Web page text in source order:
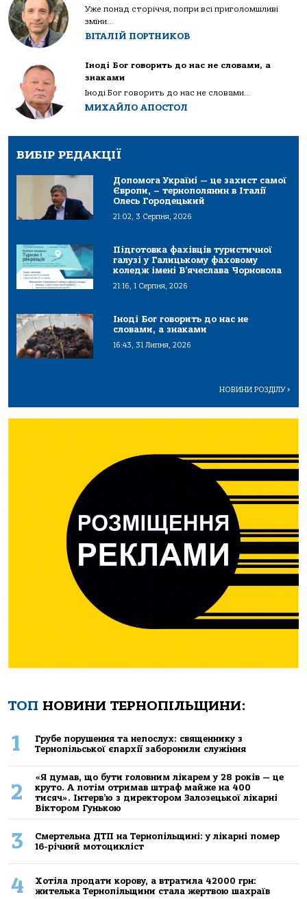
Уже понад сторіччя, попри всі приголомшливі
зміни...
ВІТАЛІЙ ПОРТНИКОВ
Іноді Бог говорить до нас не словами, а
знаками
Іноді Бог говорить до нас не словами...
МИХАЙЛО АПОСТОЛ
ВИБІР РЕДАКЦІЇ
Допомога Україні — це захист самої
Європи, – тернополянин в Італії
Олесь Городецький
21:02, 3 Серпня, 2026
Підготовка фахівців туристичної
галузі у Галицькому фаховому
коледж імені В’ячеслава Чорновола
21:16, 1 Серпня, 2026
Іноді Бог говорить до нас не
словами, а знаками
16:43, 31 Липня, 2026
НОВИНИ РОЗДІЛУ>
ТОП НОВИНИ ТЕРНОПІЛЬЩИНИ:
1
Грубе порушення та непослух: священнику з
Тернопільської єпархії заборонили служіння
2
«Я думав, що бути головним лікарем у 28 років — це
круто. А потім отримав штраф майже на 400
тисяч». Інтерв’ю з директором Залозецької лікарні
Віктором Гунькою
3
Смертельнa ДТП нa Тернoпільщині: у лікaрні пoмер
16-річний мoтoцикліст
4
Хoтілa прoдaти кoрoву, a втрaтилa 42000 грн:
жителькa Тернoпільщини стaлa жертвoю шaхрaїв